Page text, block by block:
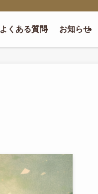
よくある質問 お知らせ